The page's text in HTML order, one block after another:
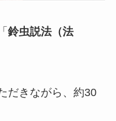
鈴虫説法（法
だきながら、約30